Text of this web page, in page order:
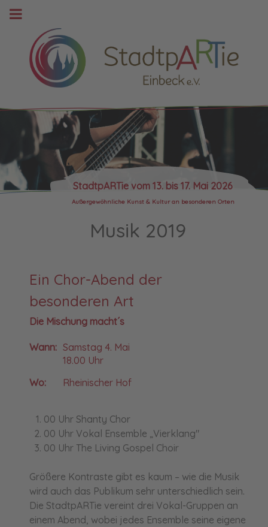
StadtpARTie vom 13. bis 17. Mai 2026
Außergewöhnliche Kunst & Kultur an besonderen Orten
Musik 2019
Ein Chor-Abend der
besonderen Art
Die Mischung macht´s
Wann: Samstag 4. Mai
18.00 Uhr
Wo:
Rheinischer Hof
00 Uhr Shanty Chor
00 Uhr Vokal Ensemble „Vierklang"
00 Uhr The Living Gospel Choir
Größere Kontraste gibt es kaum – wie die Musik
wird auch das Publikum sehr unterschiedlich sein.
Die StadtpARTie vereint drei Vokal-Gruppen an
einem Abend, wobei jedes Ensemble seine eigene